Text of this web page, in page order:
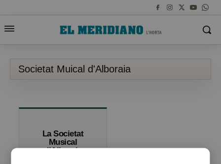
Societat Muical d'Alboraia
La Societat
Musical
d’Alboraia